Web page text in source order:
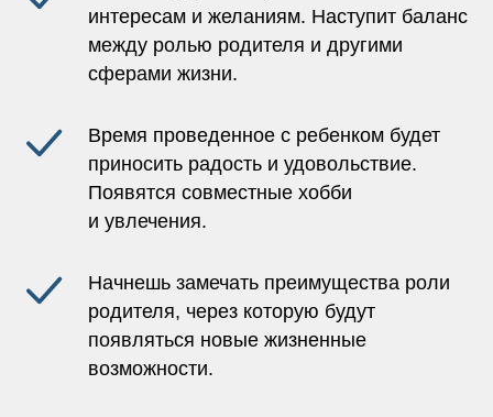
интересам и желаниям. Наступит баланс
между ролью родителя и другими
сферами жизни.
Время проведенное с ребенком будет
приносить радость и удовольствие.
Появятся совместные хобби
и увлечения.
Начнешь замечать преимущества роли
родителя, через которую будут
появляться новые жизненные
возможности.